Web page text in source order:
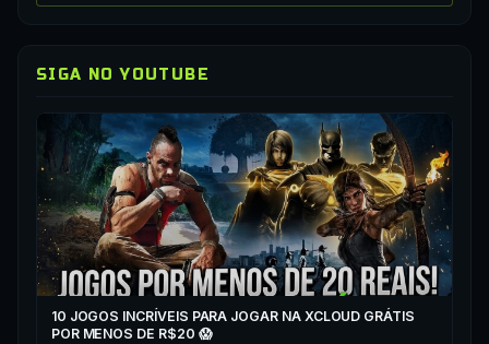
SIGA NO YOUTUBE
10 JOGOS INCRÍVEIS PARA JOGAR NA XCLOUD GRÁTIS
POR MENOS DE R$20 😱